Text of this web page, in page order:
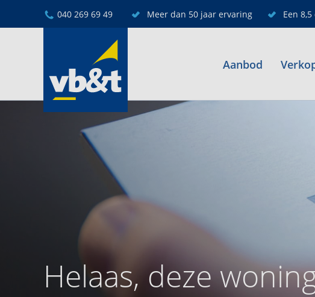
040 269 69 49 Meer dan 50 jaar ervaring Een
Aanbod
Helaas, deze